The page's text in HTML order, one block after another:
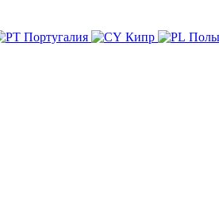
Португалия Кипр